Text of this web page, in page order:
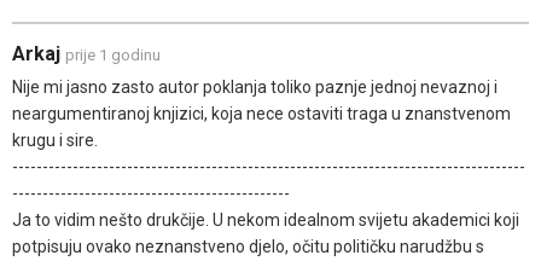
Arkaj prije 1 godinu
Nije mi jasno zasto autor poklanja toliko paznje jednoj nevaznoj i
neargumentiranoj knjizici, koja nece ostaviti traga u znanstvenom
krugu i sire.
-------------------------------------------------------------------------------------
----------------------------------------------
Ja to vidim nešto drukčije. U nekom idealnom svijetu akademici koji
potpisuju ovako neznanstveno djelo, očitu političku narudžbu s